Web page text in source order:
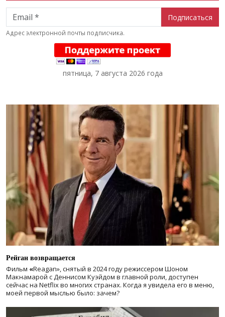
Email
Адрес электронной почты подписчика.
пятница, 7 августа 2026 года
Рейган возвращается
Фильм «Reagan», снятый в 2024 годурежиссером Шоном
Макнамарой с Деннисом Куэйдом в главной роли, доступен
сейчас на Netflix во многих странах. Когда я увидела его в меню,
моей первой мыслью было: зачем?